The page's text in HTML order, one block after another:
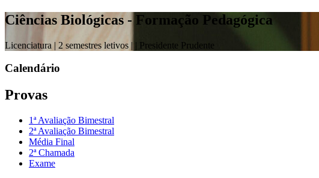
Ciências Biológicas - Formação Pedagógica
Licenciatura | 2 semestres letivos | | Presidente Prudente
Calendário
Provas
1ª Avaliação Bimestral
2ª Avaliação Bimestral
Média Final
2ª Chamada
Exame